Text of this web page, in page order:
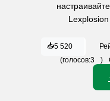
📥5 520
(голосов:3 )